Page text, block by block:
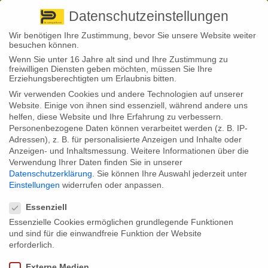
+ 49 3501 528571 |
Back to News
06
Nov.
Stephan Fröhlich
Leasingfirma muss Entschädigung des Versicherers
an Leasing-Kunde weitergeben
Der Bundesgerichtshof hat mit einem am Dienstag
verkündeten Urteil die Rechte von Kundinnen und
muss die Leasingfirma den Leasingnehmer die
zugutekommen lassen, wenn er das Geld nicht für die
Reparatur verwendet und zum Ende der
Vertragslaufzeit der Ausgleich eines Restwertes
Datenschutzeinstellungen
Wir benötigen Ihre Zustimmung, bevor Sie unsere Website weiter
besuchen können.
Wenn Sie unter 16 Jahre alt sind und Ihre Zustimmung zu
freiwilligen Diensten geben möchten, müssen Sie Ihre
Erziehungsberechtigten um Erlaubnis bitten.
Wir verwenden Cookies und andere Technologien auf unserer
Website. Einige von ihnen sind essenziell, während andere uns
helfen, diese Website und Ihre Erfahrung zu verbessern.
Personenbezogene Daten können verarbeitet werden (z. B. IP-
Adressen), z. B. für personalisierte Anzeigen und Inhalte oder
Anzeigen- und Inhaltsmessung. Weitere Informationen über die
Verwendung Ihrer Daten finden Sie in unserer
Datenschutzerklärung
Sie können Ihre Auswahl jederzeit unter
Einstellungen widerrufen oder anpassen.
Essenziell
Essenzielle Cookies ermöglichen grundlegende Funktionen
und sind für die einwandfreie Funktion der Website
erforderlich.